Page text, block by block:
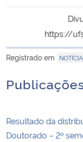
Ministério da Mulher, da
Secretaria-Geral
Secretaria de Governo
Advocacia-Geral da União
https://
Registrado em
Resultado da
Doutorado – 2º